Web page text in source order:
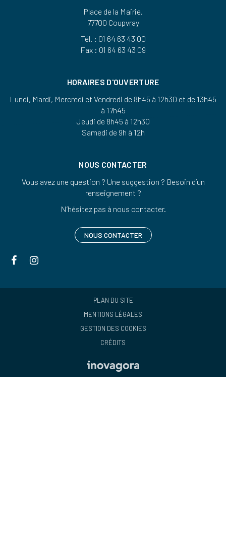
Place de la Mairie,
77700 Coupvray
Tél. : 01 64 63 43 00
Fax : 01 64 63 43 09
HORAIRES D'OUVERTURE
Lundi, Mardi, Mercredi et Vendredi de 8h45 à 12h30 et de 13h45
à 17h45
Jeudi de 8h45 à 12h30
Samedi de 9h à 12h
NOUS CONTACTER
Vous avez une question ? Une suggestion ? Besoin d’un
renseignement ?
N’hésitez pas à nous contacter.
NOUS CONTACTER
Lien
le
le
PLAN DU SITE
MENTIONS LÉGALES
GESTION DES COOKIES
CRÉDITS